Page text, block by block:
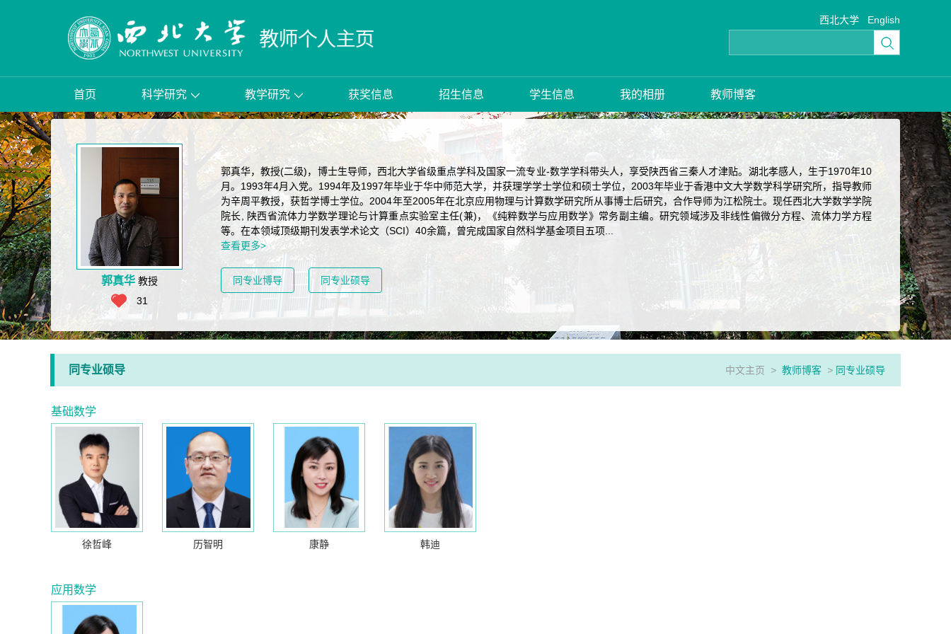
西北大学 English
首页 科学研究 教学研究 获奖信息 招生信息 学生信息 我的相册 教师博客
郭真华 教授
31
郭真华，教授(二级)，博士生导师，西北大学省级重点学科及国家一流专业-数学学科带头人，享受陕西省三秦人才津贴。湖北孝感人，生于1970年10
月。1993年4月入党。1994年及1997年毕业于华中师范大学，并获理学学士学位和硕士学位，2003年毕业于香港中文大学数学科学研究所，指导教师
为辛周平教授，获哲学博士学位。2004年至2005年在北京应用物理与计算数学研究所从事博士后研究，合作导师为江松院士。现任西北大学数学学院
院长, 陕西省流体力学数学理论与计算重点实验室主任(兼)，《纯粹数学与应用数学》常务副主编。研究领域涉及非线性偏微分方程、流体力学方程
等。在本领域顶级期刊发表学术论文（SCI）40余篇，曾完成国家自然科学基金项目五项...
查看更多>
同专业博导 同专业硕导
同专业硕导 中文主页 > 教师博客 > 同专业硕导
基础数学
徐哲峰 历智明 康静 韩迪
应用数学